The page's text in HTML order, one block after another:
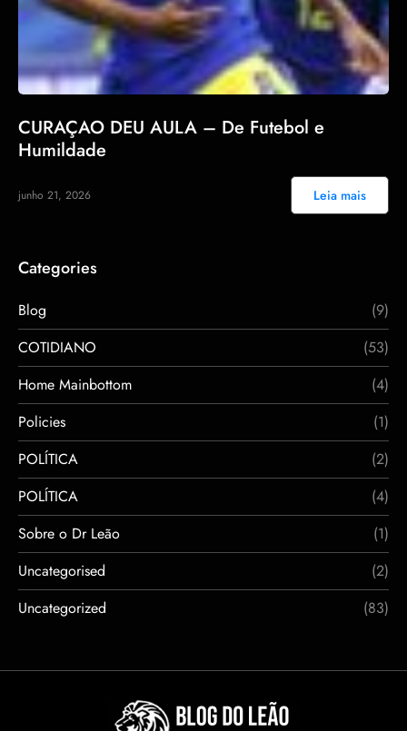
CURAÇAO DEU AULA – De Futebol e
Humildade
junho 21, 2026 Leia mais
Categories
Blog
(9)
COTIDIANO
(53)
Home Mainbottom
(4)
Policies
(1)
POLÍTICA
(2)
POLÍTICA
(4)
Sobre o Dr Leão
(1)
Uncategorised
(2)
Uncategorized
(83)